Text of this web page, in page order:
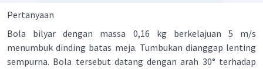
Pertanyaan
Bola bilyar dengan massa 0,16 kg berkelajuan 5 m/s
menumbuk dinding batas meja. Tumbukan dianggap lenting
sempurna. Bola tersebut datang dengan arah 30° terhadap